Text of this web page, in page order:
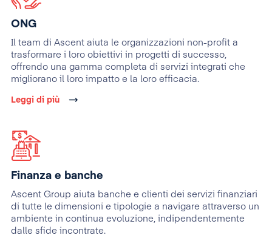
ONG
Il team di Ascent aiuta le organizzazioni non-profit a
trasformare i loro obiettivi in progetti di successo,
offrendo una gamma completa di servizi integrati che
migliorano il loro impatto e la loro efficacia.
Leggi di più
Finanza e banche
Ascent Group aiuta banche e clienti dei servizi finanziari
di tutte le dimensioni e tipologie a navigare attraverso un
ambiente in continua evoluzione, indipendentemente
dalle sfide incontrate.